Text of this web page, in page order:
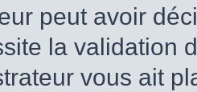
peut avoir
la validation
vous ait